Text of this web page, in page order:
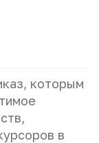
которым
в